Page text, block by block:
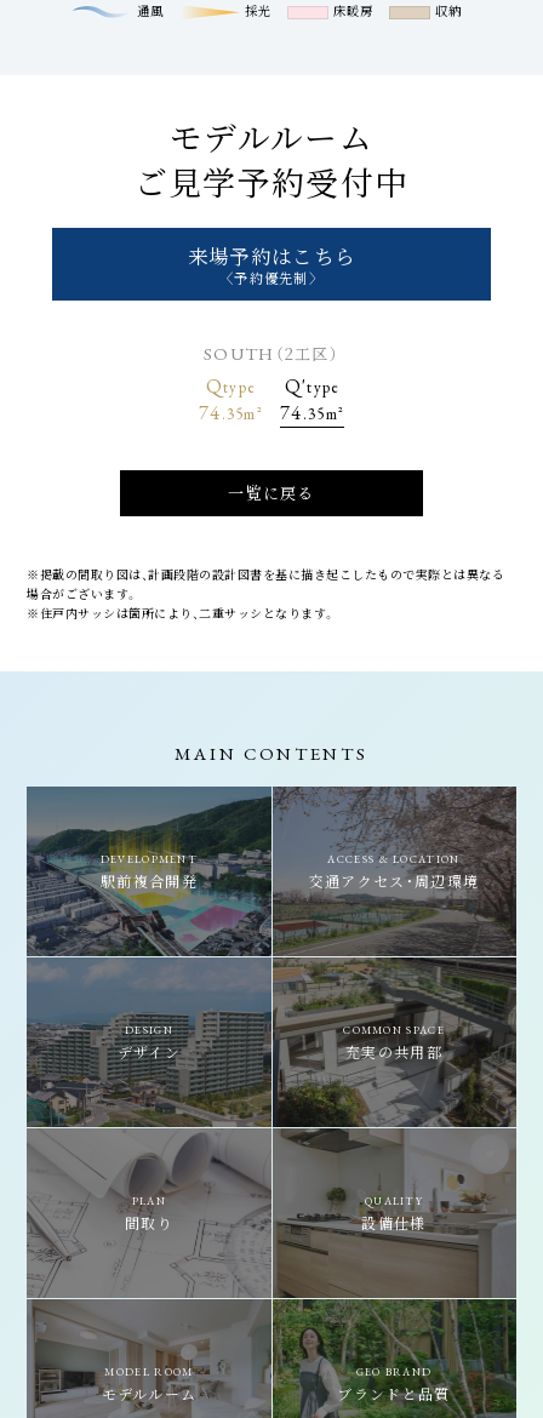
通風 採光 床暖房 収納
モデルルーム
ご見学予約受付中
来場予約はこちら
〈予約優先制〉
SOUTH （2工区）
Qtype
74.35m²
Q'type
74.35m²
一覧に戻る
※掲載の間取り図は、計画段階の設計図書を基に描き起こしたもので実際とは異なる
場合がございます。
※住戸内サッシは箇所により、二重サッシとなります。
MAIN CONTENTS
DEVELOPMENT
駅前複合開発
ACCESS & LOCATION
交通アクセス・周辺環境
DESIGN
デザイン
COMMON SPACE
充実の共用部
PLAN
間取り
QUALITY
設備仕様
MODEL ROOM
モデルルーム
GEO BRAND
ブランドと品質